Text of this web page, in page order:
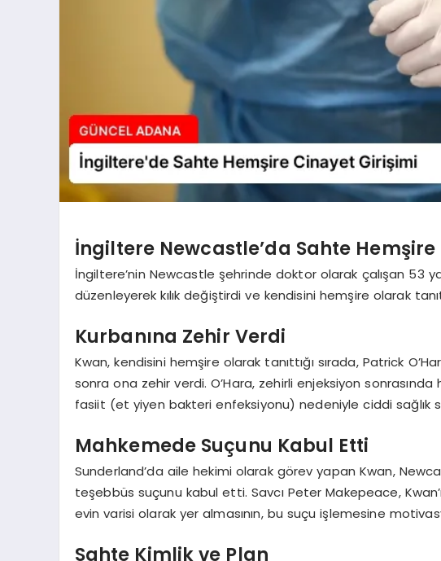
İngiltere Newcastle’da Sahte
İngiltere’nin Newcastle şehrinde doktor olarak çalışan 53
düzenleyerek kılık değiştirdi ve kendisini hemşire olarak
Kurbanına Zehir Verdi
Kwan, kendisini hemşire olarak tanıttığı sırada, Patrick
sonra ona zehir verdi. O’Hara, zehirli enjeksiyon
fasiit (et yiyen bakteri enfeksiyonu) nedeniyle ciddi sağlık
Mahkemede Suçunu Kabul Etti
Sunderland’da aile hekimi olarak görev yapan Kwan,
teşebbüs suçunu kabul etti. Savcı Peter Makepeace,
evin varisi olarak yer almasının, bu suçu işlemesine
Sahte Kimlik ve Plan